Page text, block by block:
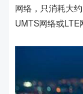
网络，只消耗大
UMTS网络或LTE